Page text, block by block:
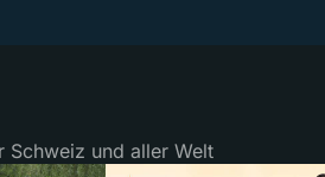
Schweiz und aller Welt